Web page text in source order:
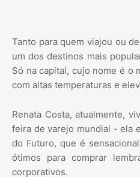
Tanto para quem viajou ou
um dos destinos mais
Só na capital, cujo nome é o
com altas temperaturas e
Renata Costa, atualmente,
feira de varejo mundial - ela
do Futuro, que é
ótimos para comprar
corporativos.